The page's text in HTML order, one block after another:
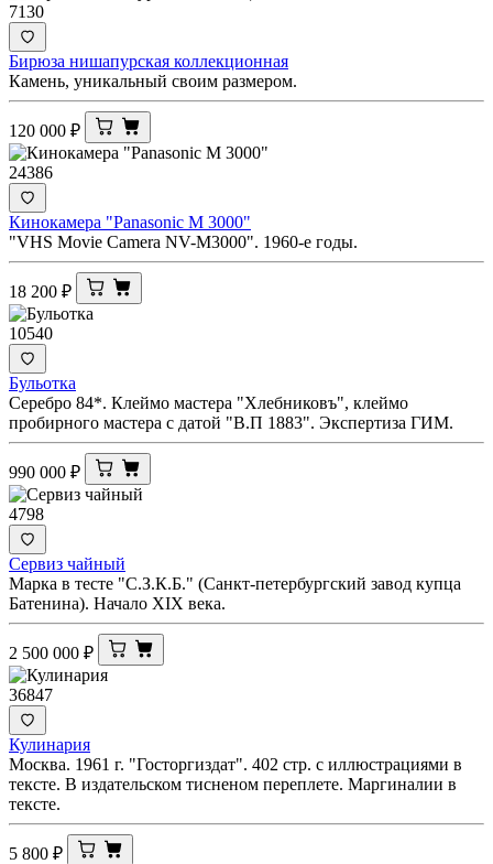
7130
Бирюза нишапурская коллекционная
Камень, уникальный своим размером.
120 000 ₽
24386
Кинокамера "Panasonic M 3000"
"VHS Movie Camera NV-M3000". 1960-е годы.
18 200 ₽
10540
Бульотка
Серебро 84*. Клеймо мастера "Хлебниковъ", клеймо
пробирного мастера с датой "В.П 1883". Экспертиза ГИМ.
990 000 ₽
4798
Сервиз чайный
Марка в тесте "С.З.К.Б." (Санкт-петербургский завод купца
Батенина). Начало XIX века.
2 500 000 ₽
36847
Кулинария
Москва. 1961 г. "Госторгиздат". 402 стр. с иллюстрациями в
тексте. В издательском тисненом переплете. Маргиналии в
тексте.
5 800 ₽